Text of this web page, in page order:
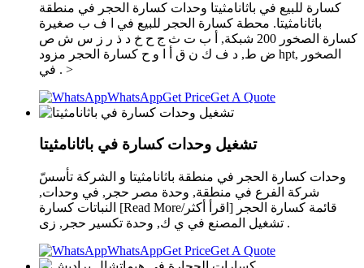
كسارة للبيع في باثانامثيتا وحدات كسارة الحجر في منطقة
باثانامثيتا. محطة كسارة الحجر للبيع في ا ف ب صغيرة
كسارة الصخور 200 شبكة, أ ب ت ث ج ح خ د ذ ر ز س ش ص
ض ط, د ف ك ن ق أ ا و ح كسارة الحجر مزود hpt, الصخور
في . >
WhatsAppGet PriceGet A Quote
تشغيل وحدات كسارة في باثانامثيتا
وحدات كسارة الحجر في منطقة باثانامثيتا و الشركة تأسسّ
شركة الفرع في منطقة, وحدة مصر حجر, في وحدات,
النباتات كسارة [Read More/اقرأ أكثر] قائمة كسارة الحجر
تشغيل المصنع في ي ك, وحدة تكسير حجر, زى .
WhatsAppGet PriceGet A Quote